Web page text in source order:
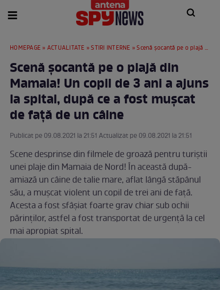
HOMEPAGE » ACTUALITATE »STIRI INTERNE » Scenă șocantă pe o plajă din Mamaia! Un copil de 3 ani a ajuns la spital, după ce a fost mușcat de față de un câine
Scenă șocantă pe o plajă din
Mamaia! Un copil de 3 ani a ajuns
la spital, după ce a fost mușcat
de față de un câine
Publicat pe 09.08.2021 la 21:51 Actualizat pe 09.08.2021 la 21:51
Scene desprinse din filmele de groază pentru turiștii
unei plaje din Mamaia de Nord! În această după-
amiază un câine de talie mare, aflat lângă stăpânul
său, a mușcat violent un copil de trei ani de față.
Acesta a fost sfâșiat foarte grav chiar sub ochii
părinților, astfel a fost transportat de urgență la cel
mai apropiat spital.